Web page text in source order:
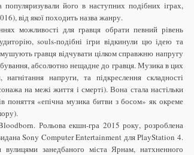
його в наступних подібних іграх,
від якої походить назва жанру.
можливості для гравця обрати певний рівень
souls-подібні ігри відкинули цю ідею та
гравця відчувати цілком справжню напругу
абсолютно нещадне до гравця. Музика в цих
напруги, та підкреслення складності
на межі життя і смерті). Вона стала настільки
поняття «епічна музика битви з босом» як окреме
Рольова екшн-гра 2015 року, розроблена
Sony Computer Entertainment для PlayStation 4.
занедбаного міста Ярнам, натхненного